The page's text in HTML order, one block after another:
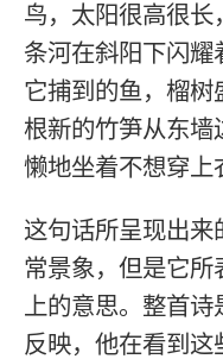
鸟，太阳很高很
条河在斜阳下闪耀
它捕到的鱼，榴
根新的竹笋从东墙
懒地坐着不想穿上
这句话所呈现出来
常景象，但是它
上的意思。整首
反映，他在看到这